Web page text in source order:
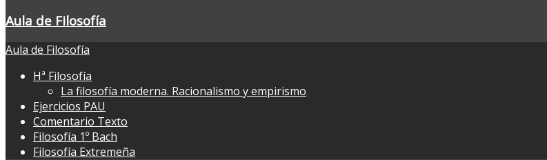
Aula de Filosofía
Aula de Filosofía
Hª Filosofía
La filosofía moderna. Racionalismo y empirismo
Ejercicios PAU
Comentario Texto
Filosofía 1º Bach
Filosofía Extremeña